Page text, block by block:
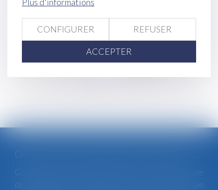
« contrat de travail »
Le plafond mensuel de la sécurité sociale pour
2019 est confirmé à 3 377 €
<< < ... 224 225 226 227 228 229
Google a été condamné jeudi à une amende totale
de 890 millions d’euros (environ 1 milliard de
CONFIGURER REFUSER
ACCEPTER